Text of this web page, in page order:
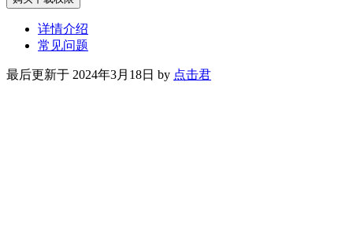
详情介绍
常见问题
最后更新于 2024年3月18日 by 点击君